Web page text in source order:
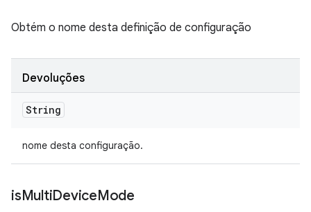
Obtém o nome desta definição de configuração
Devoluções
String
nome desta configuração.
isMultiDeviceMode